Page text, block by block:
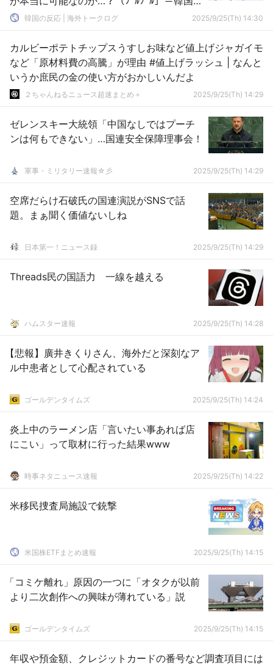
反応韓国の反応 | 海外トークログ 2025/9/25(Th) 14:30
カルビーポテトチップスうすしお味など値上げジャガイモ
など「原材料費の高騰」が理由 #値上げラッシュ | なんと
いうか庶民の金の使い方がおかしいんだよ
２ちゃんねるニュース超速まとめ＋ 2025/9/25(Th) 14:29
ゼレンスキー大統領「中国なしではプーチ
ンは何もできない」…国連安全保障理事会！
軍事・ミリタリー速報☆彡 2025/9/25(Th) 14:29
空席だらけ石破氏の国連演説がSNSで話
題。まぁ聞く価値ないしね
日本第一！ニュース録 2025/9/25(Th) 14:29
Threads民の国語力 一線を越える
ハムスター速報 2025/9/25(Th) 14:28
【悲報】廣井きくりさん、海外だと深刻なア
ル中患者として心配されている
ゴールデンタイムズ 2025/9/25(Th) 14:24
炎上中のラーメン店「言いたい事あれば店
にこい」って取材に行った結果www
時事ネタニュース速報 2025/9/25(Th) 14:22
米移民捜査局施設で銃撃
米国株ETFまとめ速報 2025/9/25(Th) 14:15
「コミケ離れ」原因の一つに「オタクが以前
より二次創作への興味が薄れている」説
ゴールデンタイムズ 2025/9/25(Th) 14:15
年収や預金額、クレジットカードの番号など調査項目には